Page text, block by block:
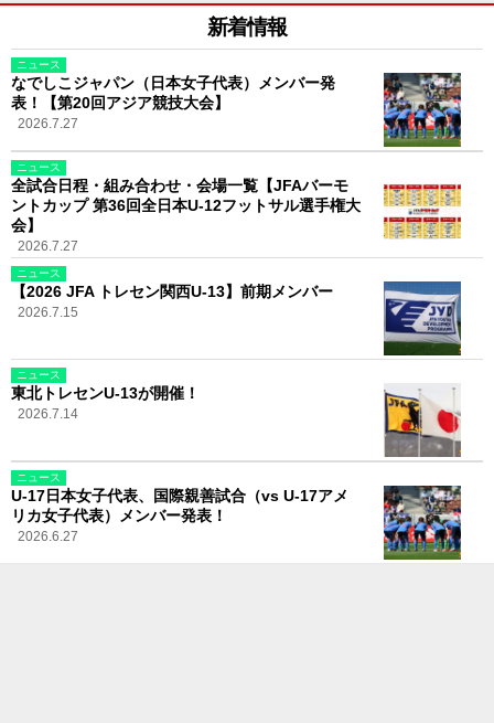
新着情報
ニュース
なでしこジャパン（日本女子代表）メンバー発
表！【第20回アジア競技大会】
2026.7.27
ニュース
全試合日程・組み合わせ・会場一覧【JFAバーモ
ントカップ 第36回全日本U-12フットサル選手権大
会】
2026.7.27
ニュース
【2026 JFA トレセン関西U-13】前期メンバー
2026.7.15
ニュース
東北トレセンU-13が開催！
2026.7.14
ニュース
U-17日本女子代表、国際親善試合（vs U-17アメ
リカ女子代表）メンバー発表！
2026.6.27